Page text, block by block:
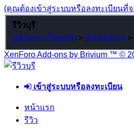
(คุณต้องเข้าสู่ระบบหรือลงทะเบียนที่
รีวิวบุรี
หน้าแรก เว็บบอร์ด > อำเภอต่างๆ >
XenForo Add-ons by Brivium ™ ©
เข้าสู่ระบบหรือลงทะเบียน
หน้าแรก
รีวิว